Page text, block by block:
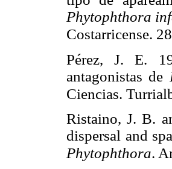
Phytophthora
Costarricense.
Pérez, J. E.
antagonistas de
Ciencias.
Ristaino, J. B.
dispersal and
Phytophthora.